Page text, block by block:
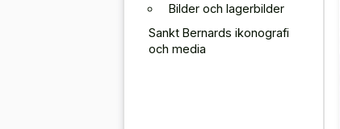
Bilder och lagerbilder
Sankt Bernards ikonografi
och media